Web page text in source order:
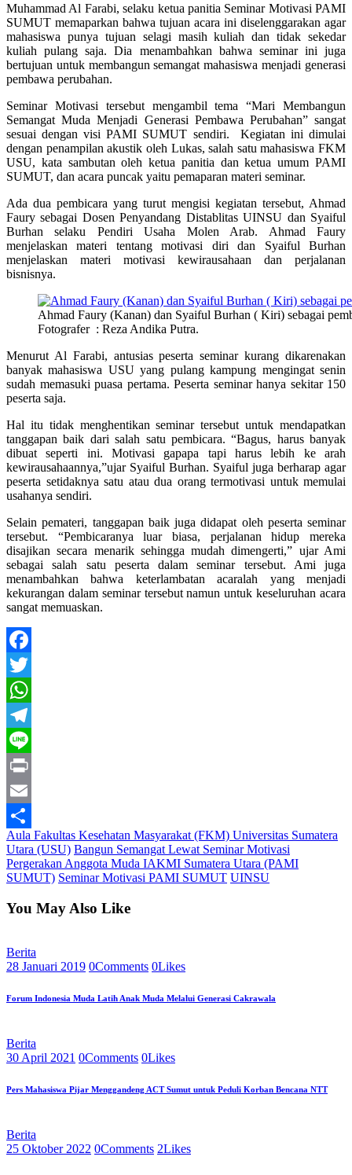
Muhammad Al Farabi, selaku ketua panitia Seminar Motivasi PAMI
SUMUT memaparkan bahwa tujuan acara ini diselenggarakan agar
mahasiswa punya tujuan selagi masih kuliah dan tidak sekedar
kuliah pulang saja. Dia menambahkan bahwa seminar ini juga
bertujuan untuk membangun semangat mahasiswa menjadi generasi
pembawa perubahan.
Seminar Motivasi tersebut mengambil tema “Mari Membangun
Semangat Muda Menjadi Generasi Pembawa Perubahan” sangat
sesuai dengan visi PAMI SUMUT sendiri. Kegiatan ini dimulai
dengan penampilan akustik oleh Lukas, salah satu mahasiswa FKM
USU, kata sambutan oleh ketua panitia dan ketua umum PAMI
SUMUT, dan acara puncak yaitu pemaparan materi seminar.
Ada dua pembicara yang turut mengisi kegiatan tersebut, Ahmad
Faury sebagai Dosen Penyandang Distablitas UINSU dan Syaiful
Burhan selaku Pendiri Usaha Molen Arab. Ahmad Faury
menjelaskan materi tentang motivasi diri dan Syaiful Burhan
menjelaskan materi motivasi kewirausahaan dan perjalanan
bisnisnya.
Ahmad Faury (Kanan) dan Syaiful Burhan ( Kiri) sebagai
Fotografer : Reza Andika Putra.
Menurut Al Farabi, antusias peserta seminar kurang dikarenakan
banyak mahasiswa USU yang pulang kampung mengingat senin
sudah memasuki puasa pertama. Peserta seminar hanya sekitar 150
peserta saja.
Hal itu tidak menghentikan seminar tersebut untuk mendapatkan
tanggapan baik dari salah satu pembicara. “Bagus, harus banyak
dibuat seperti ini. Motivasi gapapa tapi harus lebih ke arah
kewirausahaannya,”ujar Syaiful Burhan. Syaiful juga berharap agar
peserta setidaknya satu atau dua orang termotivasi untuk memulai
usahanya sendiri.
Selain pemateri, tanggapan baik juga didapat oleh peserta seminar
tersebut. “Pembicaranya luar biasa, perjalanan hidup mereka
disajikan secara menarik sehingga mudah dimengerti,” ujar Ami
sebagai salah satu peserta dalam seminar tersebut. Ami juga
menambahkan bahwa keterlambatan acaralah yang menjadi
kekurangan dalam seminar tersebut namun untuk keseluruhan acara
sangat memuaskan.
Facebook
Twitter
WhatsApp
Telegram
Line
Print
Email
Share
Aula Fakultas Kesehatan Masyarakat (FKM) Universitas Sumatera
Utara (USU) Bangun Semangat Lewat Seminar Motivasi
Pergerakan Anggota Muda IAKMI Sumatera Utara (PAMI
SUMUT) Seminar Motivasi PAMI SUMUT UINSU
You May Also Like
Berita
28 Januari 2019 0Comments 0Likes
Forum Indonesia Muda Latih Anak Muda Melalui Generasi Cakrawala
Berita
30 April 2021 0Comments 0Likes
Pers Mahasiswa Pijar Menggandeng ACT Sumut untuk Peduli Korban Bencana NTT
Berita
25 Oktober 2022 0Comments 2Likes